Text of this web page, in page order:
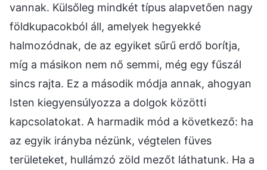
vannak. Külsőleg mindkét típus alapvetően nagy
földkupacokból áll, amelyek hegyekké
halmozódnak, de az egyiket sűrű erdő borítja,
míg a másikon nem nő semmi, még egy fűszál
sincs rajta. Ez a második módja annak, ahogyan
Isten kiegyensúlyozza a dolgok közötti
kapcsolatokat. A harmadik mód a következő: ha
az egyik irányba nézünk, végtelen füves
területeket, hullámzó zöld mezőt láthatunk. Ha a